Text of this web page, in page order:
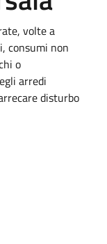
volte a
consumi non
o
arredi
disturbo